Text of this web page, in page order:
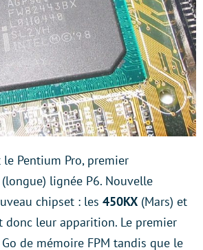
Pentium Pro, premier
lignée P6. Nouvelle
chipset : les 450KX (Mars) et
donc leur apparition. Le premier
de mémoire FPM tandis que le